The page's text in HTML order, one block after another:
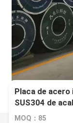
Placa de acero
SUS304 de
hendidura y
MOQ：85